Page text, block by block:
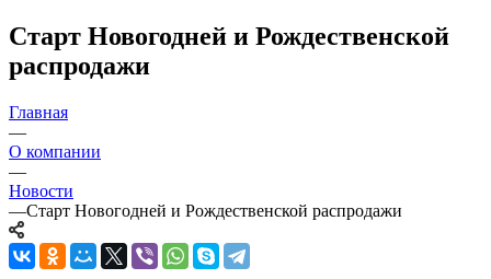
Старт Новогодней и Рождественской
распродажи
Главная
—
О компании
—
Новости
—Старт Новогодней и Рождественской распродажи